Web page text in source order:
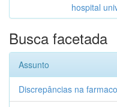
hospital
Busca facetada
Assunto
Discrepâncias na